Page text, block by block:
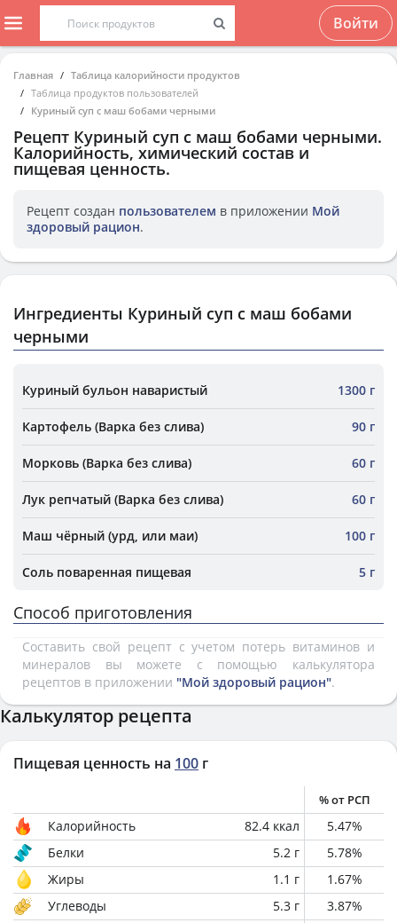
Войти
Главная
Таблица калорийности продуктов
Таблица продуктов пользователей
Куриный суп с маш бобами черными
Рецепт Куриный суп с маш бобами черными.
Калорийность, химический состав и
пищевая ценность.
Рецепт создан пользователем в приложении Мой
здоровый рацион.
Ингредиенты Куриный суп с маш бобами
черными
Куриный бульон наваристый 1300 г
Картофель (Варка без слива) 90 г
Морковь (Варка без слива) 60 г
Лук репчатый (Варка без слива) 60 г
Маш чёрный (урд, или маи) 100 г
Соль поваренная пищевая 5 г
Способ приготовления
Составить свой рецепт с учетом потерь витаминов и
минералов вы можете с помощью калькулятора
рецептов в приложении "Мой здоровый рацион".
Калькулятор рецепта
Пищевая ценность на 100 г
% от РСП
Калорийность 82.4 ккал 5.47%
Белки
5.2 г 5.78%
Жиры
1.1 г 1.67%
Углеводы
5.3 г 3.87%